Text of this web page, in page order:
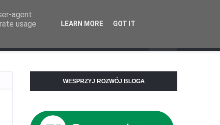
WESPRZYJ ROZWÓJ BLOGA
agent
usage
LEARN MORE GOT IT